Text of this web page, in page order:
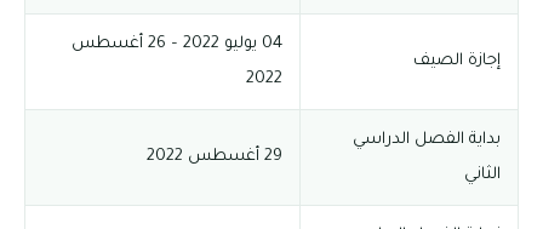
إجازة الصيف
04 يوليو 2022 – 26 أغسطس
2022
بداية الفصل الدراسي
الثاني
29 أغسطس 2022